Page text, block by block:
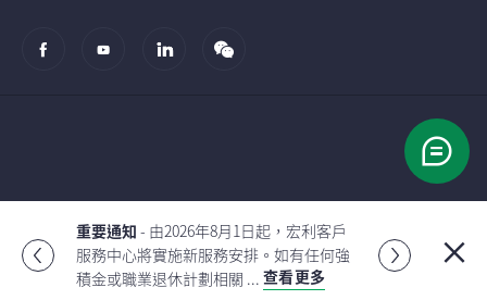
重要通知 - 由2026年8月1日起，宏利客戶
服務中心將實施新服務安排。如有任何強
積金或職業退休計劃相關 ... 查看更多
Global